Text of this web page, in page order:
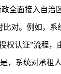
全面接入自
对。例如，
认证”流程
，系统对承